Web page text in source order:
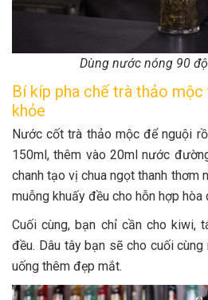
Dùng nước nóng 90
Bí kíp pha chế trà thảo
khỏe
Nước cốt trà thảo mộc để nguội
150ml, thêm vào 20ml nước
chanh tạo vị chua ngọt thanh thơm
muỗng khuấy đều cho hỗn hợp hòa
Cuối cùng, bạn chỉ cần cho kiwi,
đều. Dâu tây bạn sẽ cho cuối
uống thêm đẹp mắt.